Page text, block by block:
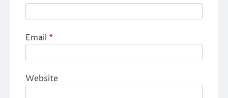
Email *
Website